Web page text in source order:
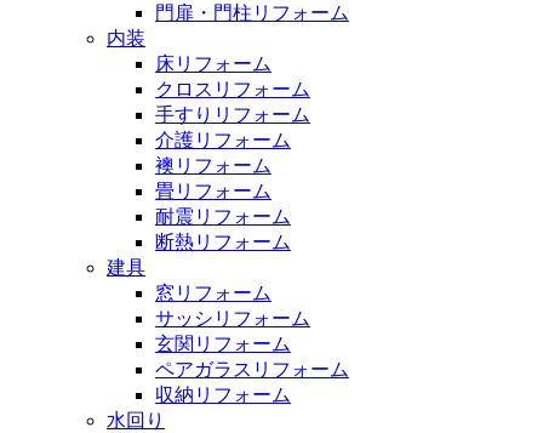
門扉・門柱リフォーム
内装
床リフォーム
クロスリフォーム
手すりリフォーム
介護リフォーム
襖リフォーム
畳リフォーム
耐震リフォーム
断熱リフォーム
建具
窓リフォーム
サッシリフォーム
玄関リフォーム
ペアガラスリフォーム
収納リフォーム
水回り